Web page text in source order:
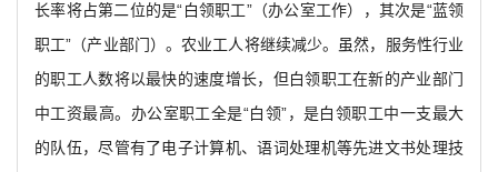
长率将占第二位的是“白领职工”（办公室工作），其次是“蓝领
职工”（产业部门）。农业工人将继续减少。虽然，服务性行业
的职工人数将以最快的速度增长，但白领职工在新的产业部门
中工资最高。办公室职工全是“白领”，是白领职工中一支最大
的队伍，尽管有了电子计算机、语词处理机等先进文书处理技